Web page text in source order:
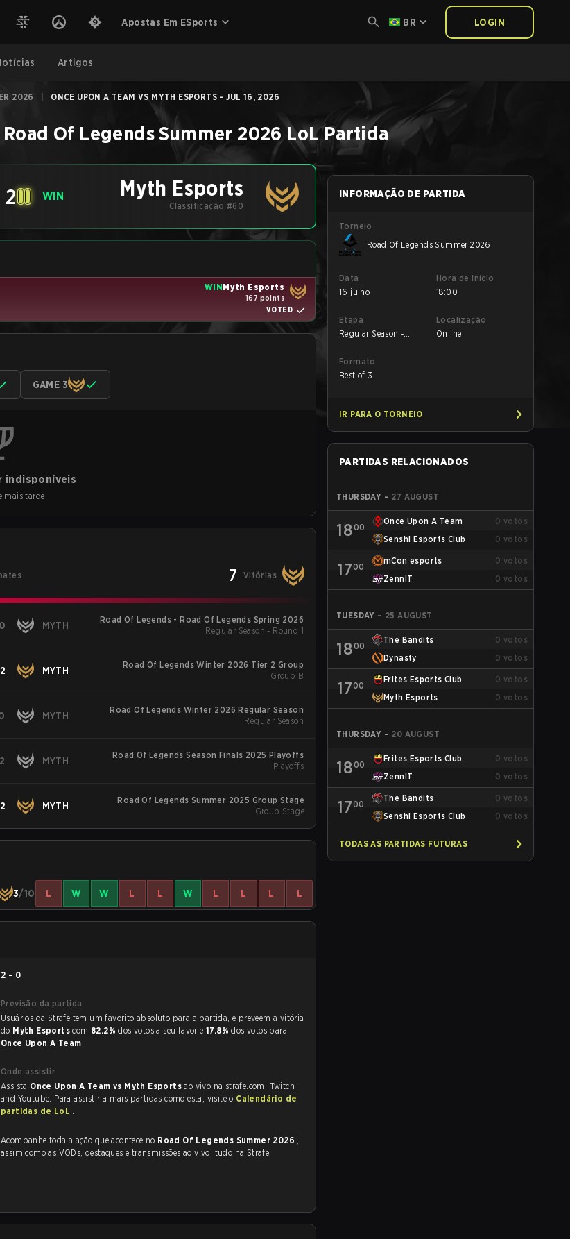
Apostas Em ESports BR LOGIN
Artigos
2026 ONCE UPON A TEAM VS MYTH ESPORTS - JUL 16, 2026
Road Of Legends Summer 2026 LoLPartida
2 WIN Myth Esports
Classificação #60
WINMyth Esports
167 points
VOTED
GAME 3
indisponíveis
mais tarde
7 Vitórias
0 MYTH
Road Of Legends - Road Of Legends Spring 2026
Regular Season - Round 1
2 MYTH
Road Of Legends Winter 2026 Tier 2 Group
Group B
MYTH
Road Of Legends Winter 2026 Regular Season
Regular Season
2 MYTH
Road Of Legends Season Finals 2025 Playoffs
Playoffs
2 MYTH
Road Of Legends Summer 2025 Group Stage
Group Stage
3/10 L W W L L W L L L L
2 - 0 .
Previsão da partida
Usuários da Strafe tem um favorito absoluto para a partida, e preveem a vitória
do Myth Esportscom 82.2%dos votos a seu favor e 17.8%dos votos para
Once Upon A Team .
Onde assistir
Assista Once Upon A Team vs Myth Esportsao vivo na strafe.com, Twitch
and Youtube. Para assistir a mais partidas como esta, visite o Calendário de
partidas de LoL .
Acompanhe toda a ação que acontece no Road Of Legends Summer 2026 ,
assim como as VODs, destaques e transmissões ao vivo, tudo na Strafe.
INFORMAÇÃO DE PARTIDA
Torneio
Road Of Legends Summer 2026
Data
16 julho
Hora de início
18:00
Etapa
Regular Season -
Localização
Online
Formato
Best of 3
IR PARA O TORNEIO
PARTIDAS RELACIONADOS
THURSDAY – 27 AUGUST
1800
Once Upon A Team 0 votos
Senshi Esports Club
0 votos
1700
mCon esports 0 votos
ZennIT
0 votos
TUESDAY – 25 AUGUST
1800
The Bandits 0 votos
Dynasty
0 votos
1700
Frites Esports Club 0 votos
Myth Esports
0 votos
THURSDAY – 20 AUGUST
1800
Frites Esports Club 0 votos
ZennIT
0 votos
1700
The Bandits 0 votos
Senshi Esports Club
0 votos
TODAS AS PARTIDAS FUTURAS